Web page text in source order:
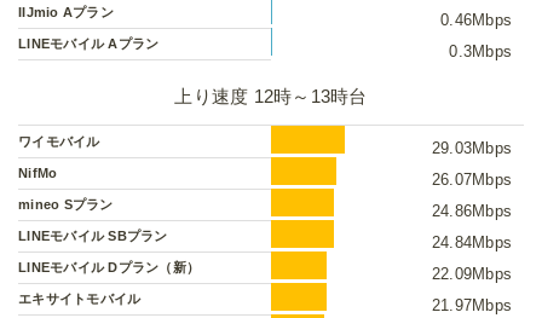
IIJmio Aプラン 0.46Mbps
LINEモバイル Aプラン 0.3Mbps
上り速度 12時～13時台
ワイモバイル 29.03Mbps
NifMo 26.07Mbps
mineo Sプラン 24.86Mbps
LINEモバイル SBプラン 24.84Mbps
LINEモバイル Dプラン（新） 22.09Mbps
エキサイトモバイル 21.97Mbps